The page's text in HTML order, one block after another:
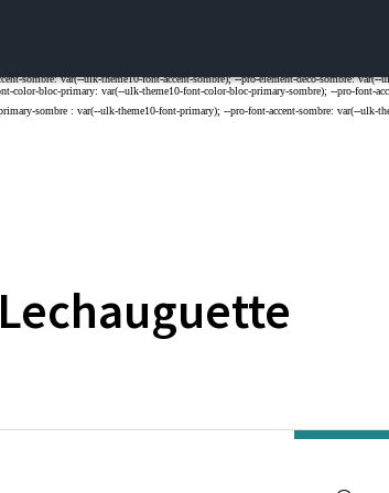
Lechauguette